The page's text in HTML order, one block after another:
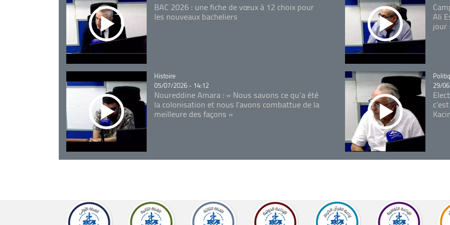
BAC 2026 : une fiche de vœux à 12 choix pour
les nouveaux bacheliers Ali
jour
Catégorie
Histoire
05/07/2026 - 14:12
Noureddine Amara : « Nous savons ce qu’a été
la colonisation et nous l’avons combattue de la
meilleure des façons »
29/